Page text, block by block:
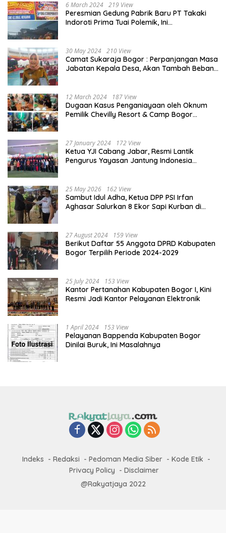
6 March 2024 219 View
Peresmian Gedung Pabrik Baru PT Takaki
Indoroti Prima Tuai Polemik, Ini
30 May 2024 210 View
Camat Sukaraja Bogor : Perpanjangan Masa
Jabatan Kepala Desa, Akan Tambah Beban
12 March 2024 187 View
Dugaan Kasus Penganiayaan oleh Oknum
Pemilik Chevilly Resort & Camp Bogor
27 January 2024 172 View
Ketua YJI Cabang Jabar, Resmi Lantik
Pengurus Yayasan Jantung Indonesia
25 May 2026 162 View
Sambut Idul Adha, Ketua DPP PSI Irfan
Aghasar Salurkan 8 Ekor Sapi Kurban di
27 August 2024 159 View
Berikut Daftar 55 Anggota DPRD Kabupaten
Bogor Terpilih Periode 2024-2029
25 July 2024 153 View
Kantor Pertanahan Kabupaten Bogor I, Kini
Resmi Jadi Kantor Pelayanan Elektronik
1 April 2024 153 View
Pelayanan Bappenda Kabupaten Bogor
Dinilai Buruk, Ini Masalahnya
Indeks Redaksi Pedoman Media Siber
Kode Etik
Privacy Policy
Disclaimer
@Rakyatjaya 2022